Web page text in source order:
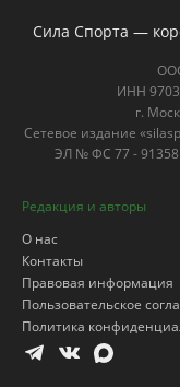
Сила Спорта —
ИНН
г.
Сетевое издание
ЭЛ № ФС 77 - 91358
Редакция и авторы
О нас
Контакты
Правовая информация
Пользовательское
Политика